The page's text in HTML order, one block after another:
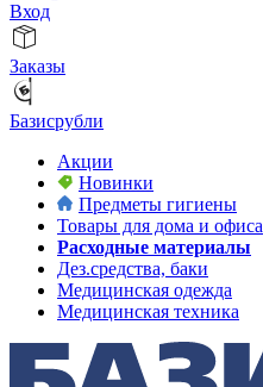
Вход
Заказы
Базисрубли
Акции
Новинки
Предметы гигиены
Товары для дома и офиса
Расходные материалы
Дез.средства, баки
Медицинская одежда
Медицинская техника